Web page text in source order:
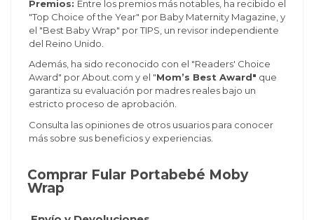
Premios: Entre los premios más notables, ha recibido el
"Top Choice of the Year" por Baby Maternity Magazine, y
el "Best Baby Wrap" por TIPS, un revisor independiente
del Reino Unido.
Además, ha sido reconocido con el "Readers' Choice
Award" por About.com y el "Mom’s Best Award" que
garantiza su evaluación por madres reales bajo un
estricto proceso de aprobación.
Consulta las opiniones de otros usuarios para conocer
más sobre sus beneficios y experiencias.
Comprar Fular Portabebé Moby
Wrap